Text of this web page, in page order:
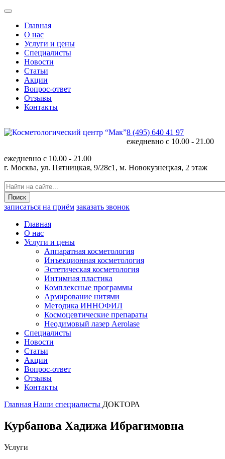
Главная
О нас
Услуги и цены
Специалисты
Новости
Статьи
Акции
Вопрос-ответ
Отзывы
Контакты
8 (495) 640 41 97
ежедневно с 10.00 - 21.00
ежедневно с 10.00 - 21.00
г. Москва, ул. Пятницкая, 9/28с1, м. Новокузнецкая, 2 этаж
записаться на приём заказать звонок
Главная
О нас
Услуги и цены
Аппаратная косметология
Инъекционная косметология
Эстетическая косметология
Интимная пластика
Комплексные программы
Армирование нитями
Методика ИННОФИЛ
Космоцевтические препараты
Неодимовый лазер Aerolase
Специалисты
Новости
Статьи
Акции
Вопрос-ответ
Отзывы
Контакты
Главная Наши специалисты ДОКТОРА
Курбанова Хадижа Ибрагимовна
Услуги